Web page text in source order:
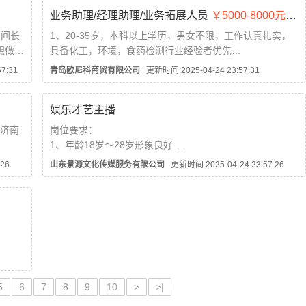
任职要求：
1、对销售工作有较高的热情，有网络、电话...
长
了
业务助理/经理助理/业务拓展人员 ￥5000-8000元/月
1、20-35岁，本科以上学历，男女不限，工作认真扎实，
具备化工，环境，食药检测行业经验者优先
2、具备良好的沟通本事，职责心强，积极热情，具有开拓
创新精神。
3、待遇:业务助理/经理助理5k-8k 业务拓展人员8k-12k
底薪+补助+提成+...
青岛欧尼科商贸有限公司 更新时间:2025-04-24 23:57:31
南
众
形象
娱乐才艺主播
岗位要求：
1、年龄18岁～28岁形象良好
2、良好的沟通互动能力，性格外向，落落大方，善于维系
和粉丝的关系
山东景源文化传媒服务有限公司 更新时间:2025-04-24 23:57:26
订单6 7 8 9 10 > >|